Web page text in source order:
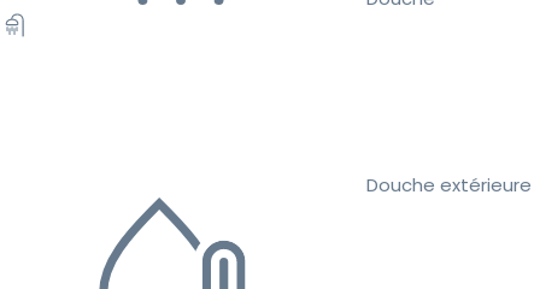
Douche extérieure